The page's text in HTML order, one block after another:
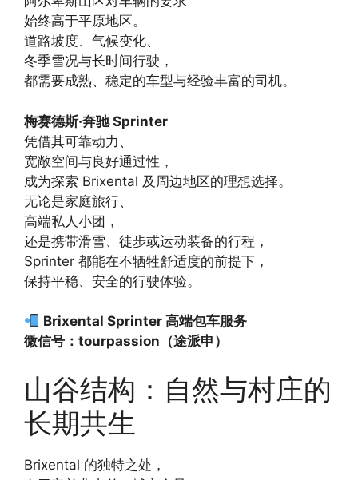
始终高于平原地区。
道路坡度、气候变化、
冬季雪况与长时间行驶，
都需要成熟、稳定的车型与经验丰富的司机。
梅赛德斯·奔驰 Sprinter
凭借其可靠动力、
宽敞空间与良好通过性，
成为探索 Brixental 及周边地区的理想选择。
无论是家庭旅行、
高端私人小团，
还是携带滑雪、徒步或运动装备的行程，
Sprinter 都能在不牺牲舒适度的前提下，
保持平稳、安全的行驶体验。
Brixental Sprinter 高端包车服务
微信号：tourpassion（途派申）
山谷结构：自然与村庄的
长期共生
Brixental 的独特之处，